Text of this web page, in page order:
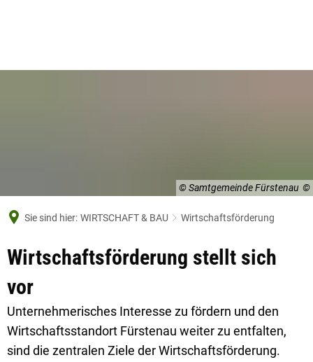
© Samtgemeinde Fürstenau
Sie sind hier: WIRTSCHAFT & BAU Wirtschaftsförderung
Wirtschaftsförderung
Wirtschaftsförderung stellt sich
vor
Unternehmerisches Interesse zu fördern und den
Wirtschaftsstandort Fürstenau weiter zu entfalten,
sind die zentralen Ziele der Wirtschaftsförderung.